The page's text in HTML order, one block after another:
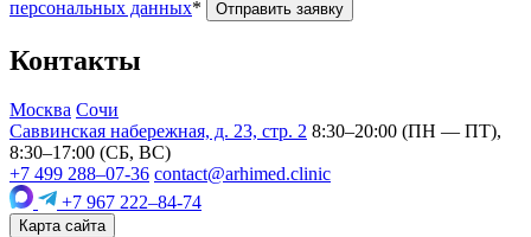
персональных данных* Отправить заявку
Контакты
Москва Сочи
Саввинская набережная, д. 23, стр. 2 8:30–20:00 (ПН — ПТ),
8:30–17:00 (СБ, ВС)
+7 499 288–07-36 contact@arhimed.clinic
+7 967 222–84-74
Карта сайта